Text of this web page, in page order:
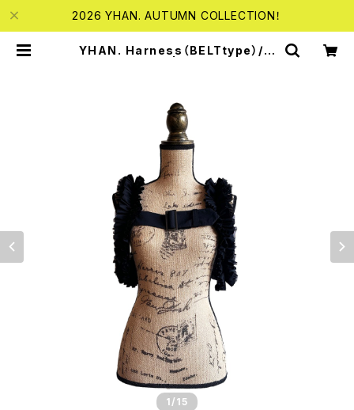
2026 YHAN. AUTUMN COLLECTION！
YHAN. Harness（BELTtype）/ b
1 /15